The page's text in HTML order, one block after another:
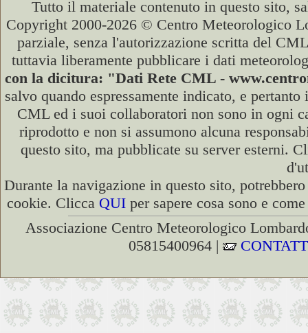
Tutto il materiale contenuto in questo sito,
Copyright 2000-2026 © Centro Meteorologico
parziale, senza l'autorizzazione scritta del
tuttavia liberamente pubblicare i dati
con la dicitura: "Dati Rete CML -
salvo quando espressamente indicato, e
CML ed i suoi collaboratori non sono in ogni
riprodotto e non si assumono alcuna
questo sito, ma pubblicate su server esterni.
Durante la navigazione in questo sito,
cookie. Clicca QUI per sapere cosa sono e
Associazione Centro Meteorologico
05815400964 |